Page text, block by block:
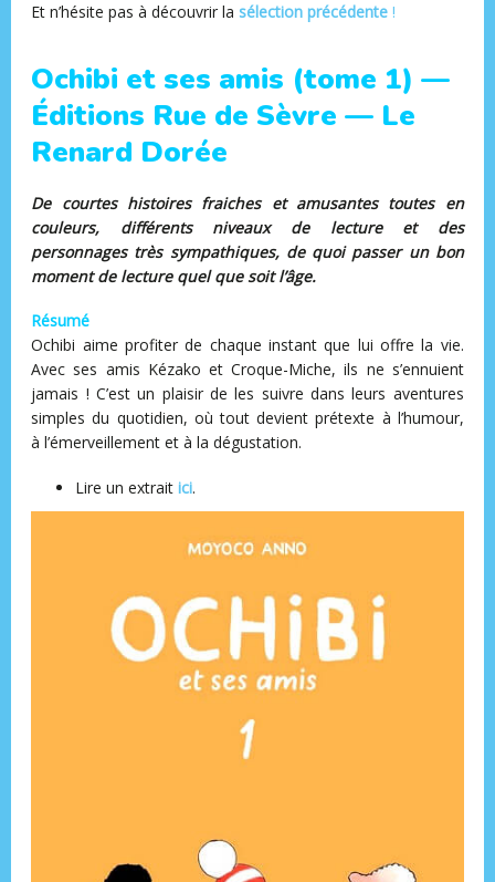
Et n’hésite pas à découvrir lasélection précédente !
Ochibi et ses amis (tome 1) —
Éditions Rue de Sèvre — Le
Renard Dorée
De courtes histoires fraiches et amusantes toutes en
couleurs, différents niveaux de lecture et des
personnages très sympathiques, de quoi passer un bon
moment de lecture quel que soit l’âge.
Résumé
Ochibi aime profiter de chaque instant que lui offre la vie.
Avec ses amis Kézako et Croque-Miche, ils ne s’ennuient
jamais ! C’est un plaisir de les suivre dans leurs aventures
simples du quotidien, où tout devient prétexte à l’humour,
à l’émerveillement et à la dégustation.
Lire un extraitici.